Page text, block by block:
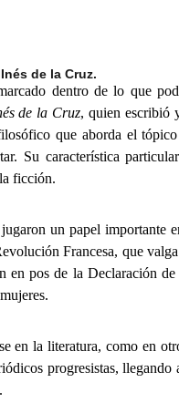
dentro de lo que
de la Cruz, quien escribió
que aborda el
Su característica
ficción.
un papel importante
Francesa, que
en pos de la Declaración
en la literatura, como en
progresistas,
de la Cruz.